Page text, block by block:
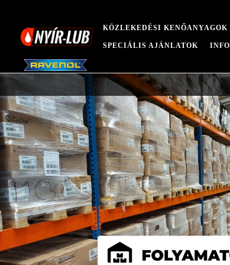
KÖZLEKEDÉSI KENŐANYAGOK
SPECIÁLIS AJÁNLATOK INFO